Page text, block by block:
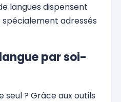
langues dispensent
spécialement adressés
par soi-
seul ? Grâce aux outils